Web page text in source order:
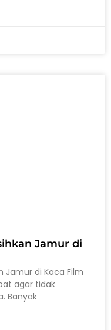
Jamur di
Jamur di Kaca Film
agar tidak
Banyak